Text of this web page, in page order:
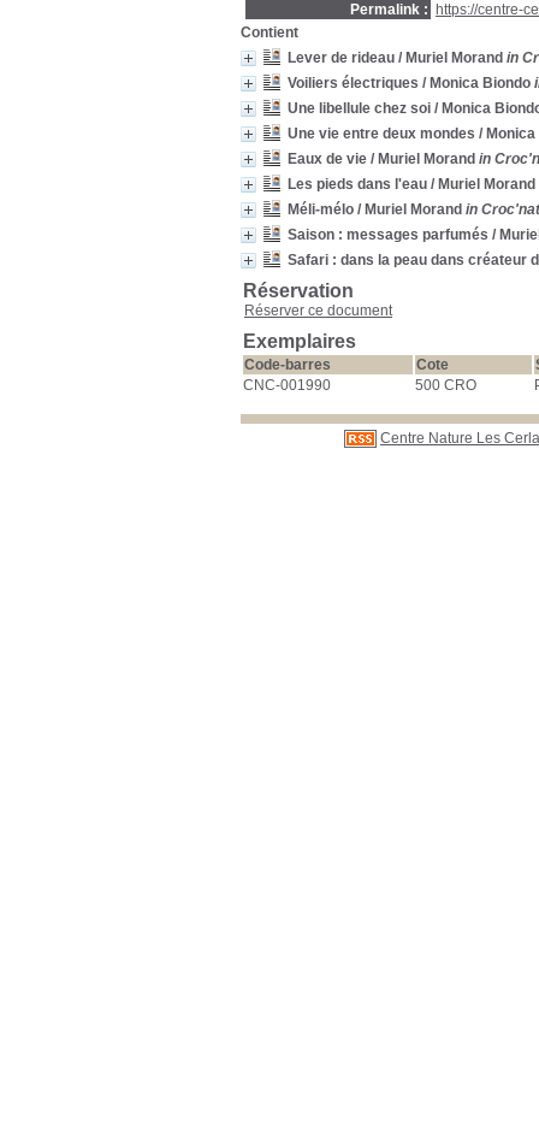
Permalink :
https://centre-
Contient
Lever de rideau / Muriel Morand in
Voiliers électriques / Monica Biondo
Une libellule chez soi / Monica
Une vie entre deux mondes /
Eaux de vie / Muriel Morand in
Les pieds dans l'eau / Muriel Morand
Méli-mélo / Muriel Morand in
Saison : messages parfumés /
Safari : dans la peau dans créateur
Réservation
Réserver ce document
Exemplaires
Code-barres Cote
CNC-001990
500 CRO
Centre Nature Les